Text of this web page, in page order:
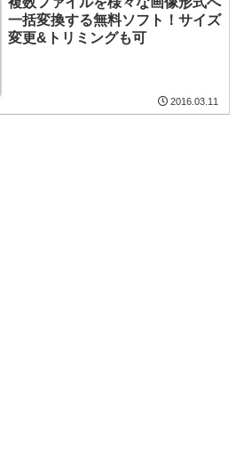
一括変換する無料ソフト！サイズ
変更&トリミングも可
2016.03.11